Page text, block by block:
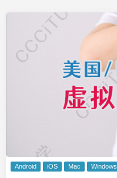
Android iOS Mac Windows